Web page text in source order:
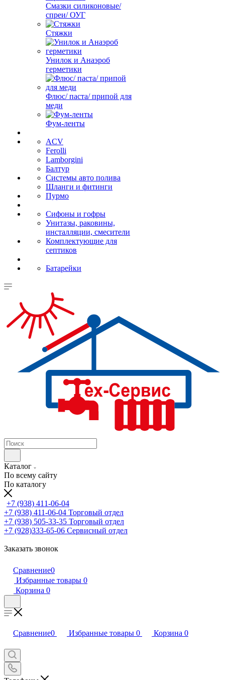
Смазки силиконовые/
спреи/ ОУГ
Стяжки
Унилок и Анаэроб
герметики
Флюс/ паста/ припой для
меди
Фум-ленты
ACV
Ferolli
Lamborgini
Балтур
Системы авто полива
Шланги и фитинги
Пурмо
Сифоны и гофры
Унитазы, раковины,
инсталляции, смесители
Комплектующие для
септиков
Батарейки
Каталог
По всему сайту
По каталогу
+7 (938) 411-06-04
+7 (938) 411-06-04 Торговый отдел
+7 (938) 505-33-35 Торговый отдел
+7 (928)333-65-06 Сервисный отдел
Заказать звонок
Сравнение0
Избранные товары 0
Корзина 0
Сравнение0 Избранные товары 0 Корзина 0